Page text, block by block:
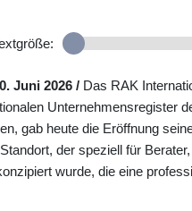
Juni 2026 / Das RAK
Unternehmensregister
gab heute die Eröffnung
der speziell für Berater,
wurde, die eine